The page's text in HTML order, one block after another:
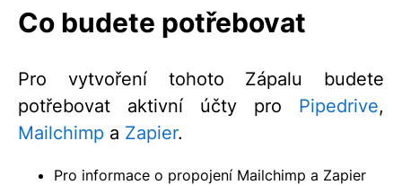
Co budete potřebovat
Pro vytvoření tohoto Zápalu budete
potřebovat aktivní účty pro Pipedrive,
Mailchimp a Zapier.
Pro informace o propojení Mailchimp a Zapier